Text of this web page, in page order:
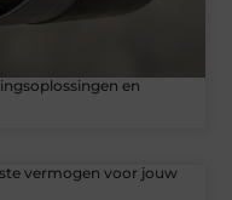
en
vermogen voor jouw